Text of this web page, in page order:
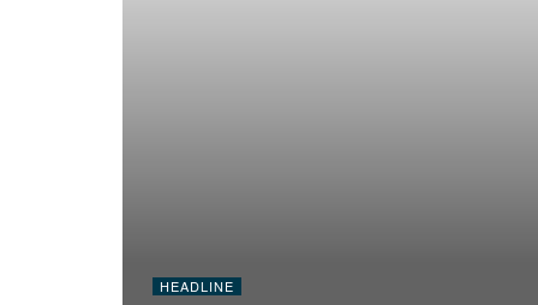
HEADLINE